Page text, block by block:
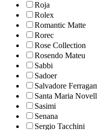
Roja
Rolex
Romantic Matte
Rorec
Rose Collection
Rosendo Mateu
Sabbi
Sadoer
Salvadore
Santa Maria
Sasimi
Senana
Sergio Tacchini